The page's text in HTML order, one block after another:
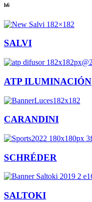
h6
SALVI
ATP ILUMINACIÓN
CARANDINI
SCHRÉDER
SALTOKI